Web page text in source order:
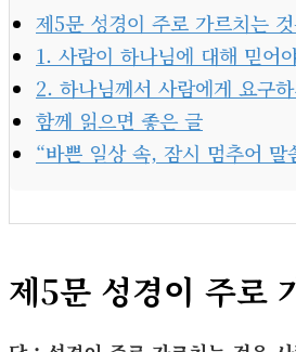
제5문 성경이 주로 가르치는
1. 사람이 하나님에 대해 믿어
2. 하나님께서 사람에게 요구
함께 읽으면 좋은 글
“바쁜 일상 속, 잠시 멈추어 말
제5문 성경이 주로